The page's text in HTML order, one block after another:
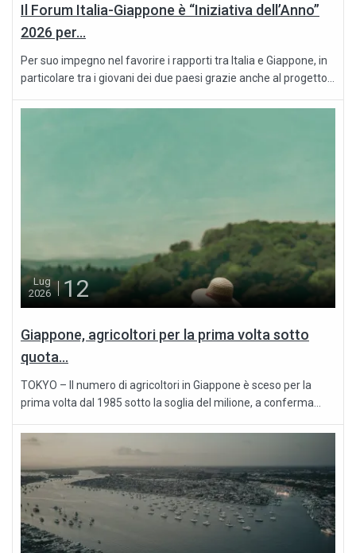
Il Forum Italia-Giappone è “Iniziativa dell’Anno”
2026 per...
Per suo impegno nel favorire i rapporti tra Italia e Giappone, in
particolare tra i giovani dei due paesi grazie anche al progetto...
Lug
2026
12
Giappone, agricoltori per la prima volta sotto
quota...
TOKYO – Il numero di agricoltori in Giappone è sceso per la
prima volta dal 1985 sotto la soglia del milione, a conferma...